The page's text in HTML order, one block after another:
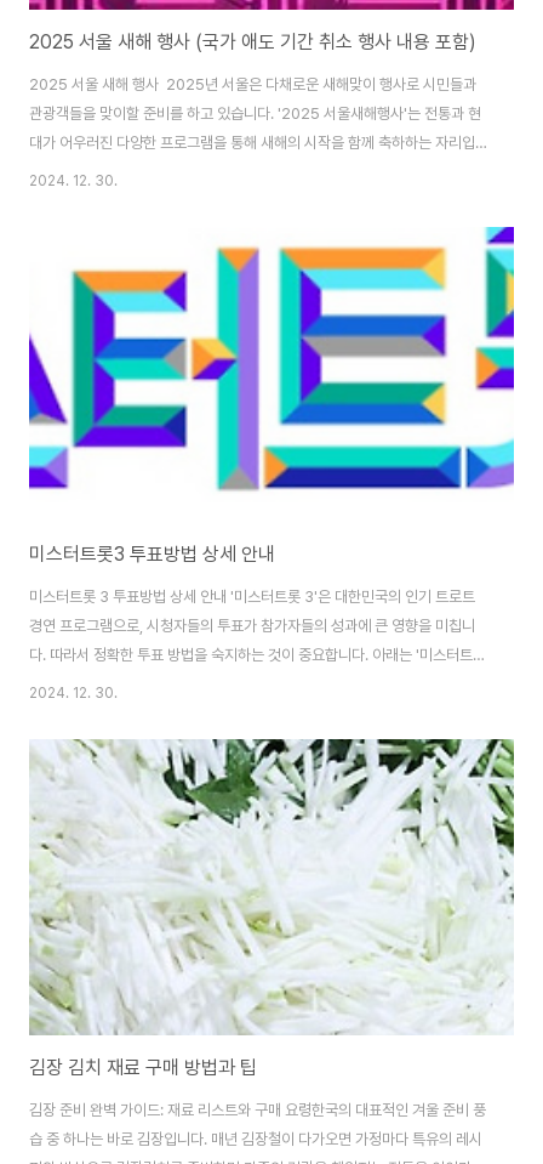
2025 서울 새해 행사 (국가 애도 기간 취소 행사 내용 포함)
2025 서울 새해 행사 2025년 서울은 다채로운 새해맞이 행사로 시민들과
관광객들을 맞이할 준비를 하고 있습니다. '2025 서울새해행사'는 전통과 현
대가 어우러진 다양한 프로그램을 통해 새해의 시작을 함께 축하하는 자리입니
다.보신각 제야의 종 타종 행사 (축소 진행)서울에서 새해를 맞이하는 가장 상
33번 울려 새해의 시작을 알립니다. 많은 시민들이 모여 함께 카운트다운을 외
치며 새해를 맞이하는 이 행사는 서울의 대표적인 '2025 서울새해행사'로 자
리매김하고 있습니다.하지만 올 해는 이번 무안 항공기 참사로 인해 공연과 퍼
포먼스는 취소 되고,..
2024. 12. 30.
미스터트롯3 투표방법 상세 안내
미스터트롯 3 투표방법 상세 안내 '미스터트롯 3'은 대한민국의 인기 트로트
경연 프로그램으로, 시청자들의 투표가 참가자들의 성과에 큰 영향을 미칩니
다. 따라서 정확한 투표 방법을 숙지하는 것이 중요합니다. 아래는 '미스터트롯
3 투표방법'에 대한 상세 안내입니다.1. 미스터트롯3 투표 참여를 위한 사전 준
합니다. 회원 가입 및 로그인: 앱 설치 후, 회원 가입을 진행하고 로그인합니다.
기존 회원이라면 바로 로그인이 가능합니다.2. 미스터트롯3 투표방법 상세 안
내앱 접속 및 메뉴 선택: 앱에 로그인한 후, 앱에서 미스터트롯 3을 검색합니다.
참가자 선택: 라이브 화면에서 '투표 중' 버튼(모래시계 아이콘)을 클릭합니다.
투표 완료..
2024. 12. 30.
김장 김치 재료 구매 방법과 팁
김장 준비 완벽 가이드: 재료 리스트와 구매 요령한국의 대표적인 겨울 준비 풍
습 중 하나는 바로 김장입니다. 매년 김장철이 다가오면 가정마다 특유의 레시